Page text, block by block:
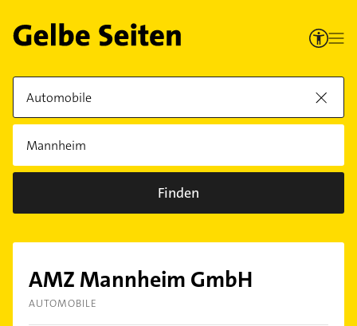
Finden
AMZ Mannheim GmbH
AUTOMOBILE